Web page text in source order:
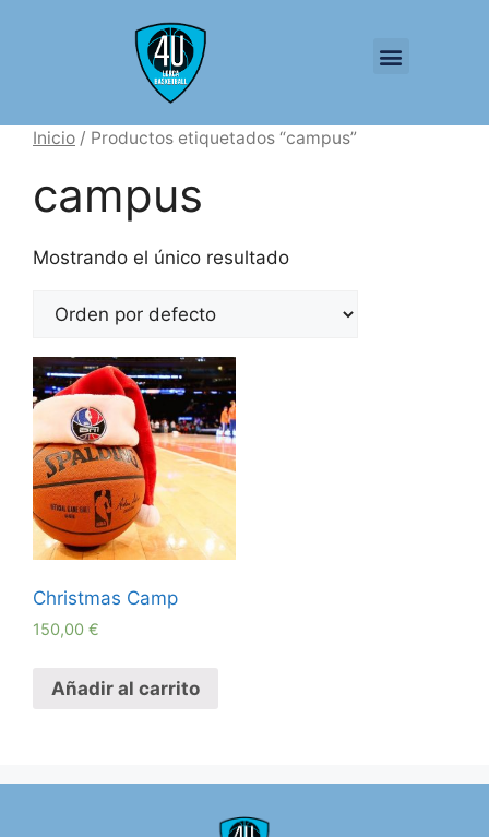
Inicio / Productos etiquetados “campus”
campus
Mostrando el único resultado
Christmas Camp
150,00 €
Añadir al carrito